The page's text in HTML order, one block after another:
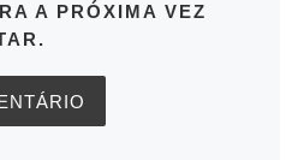
A PRÓXIMA VEZ